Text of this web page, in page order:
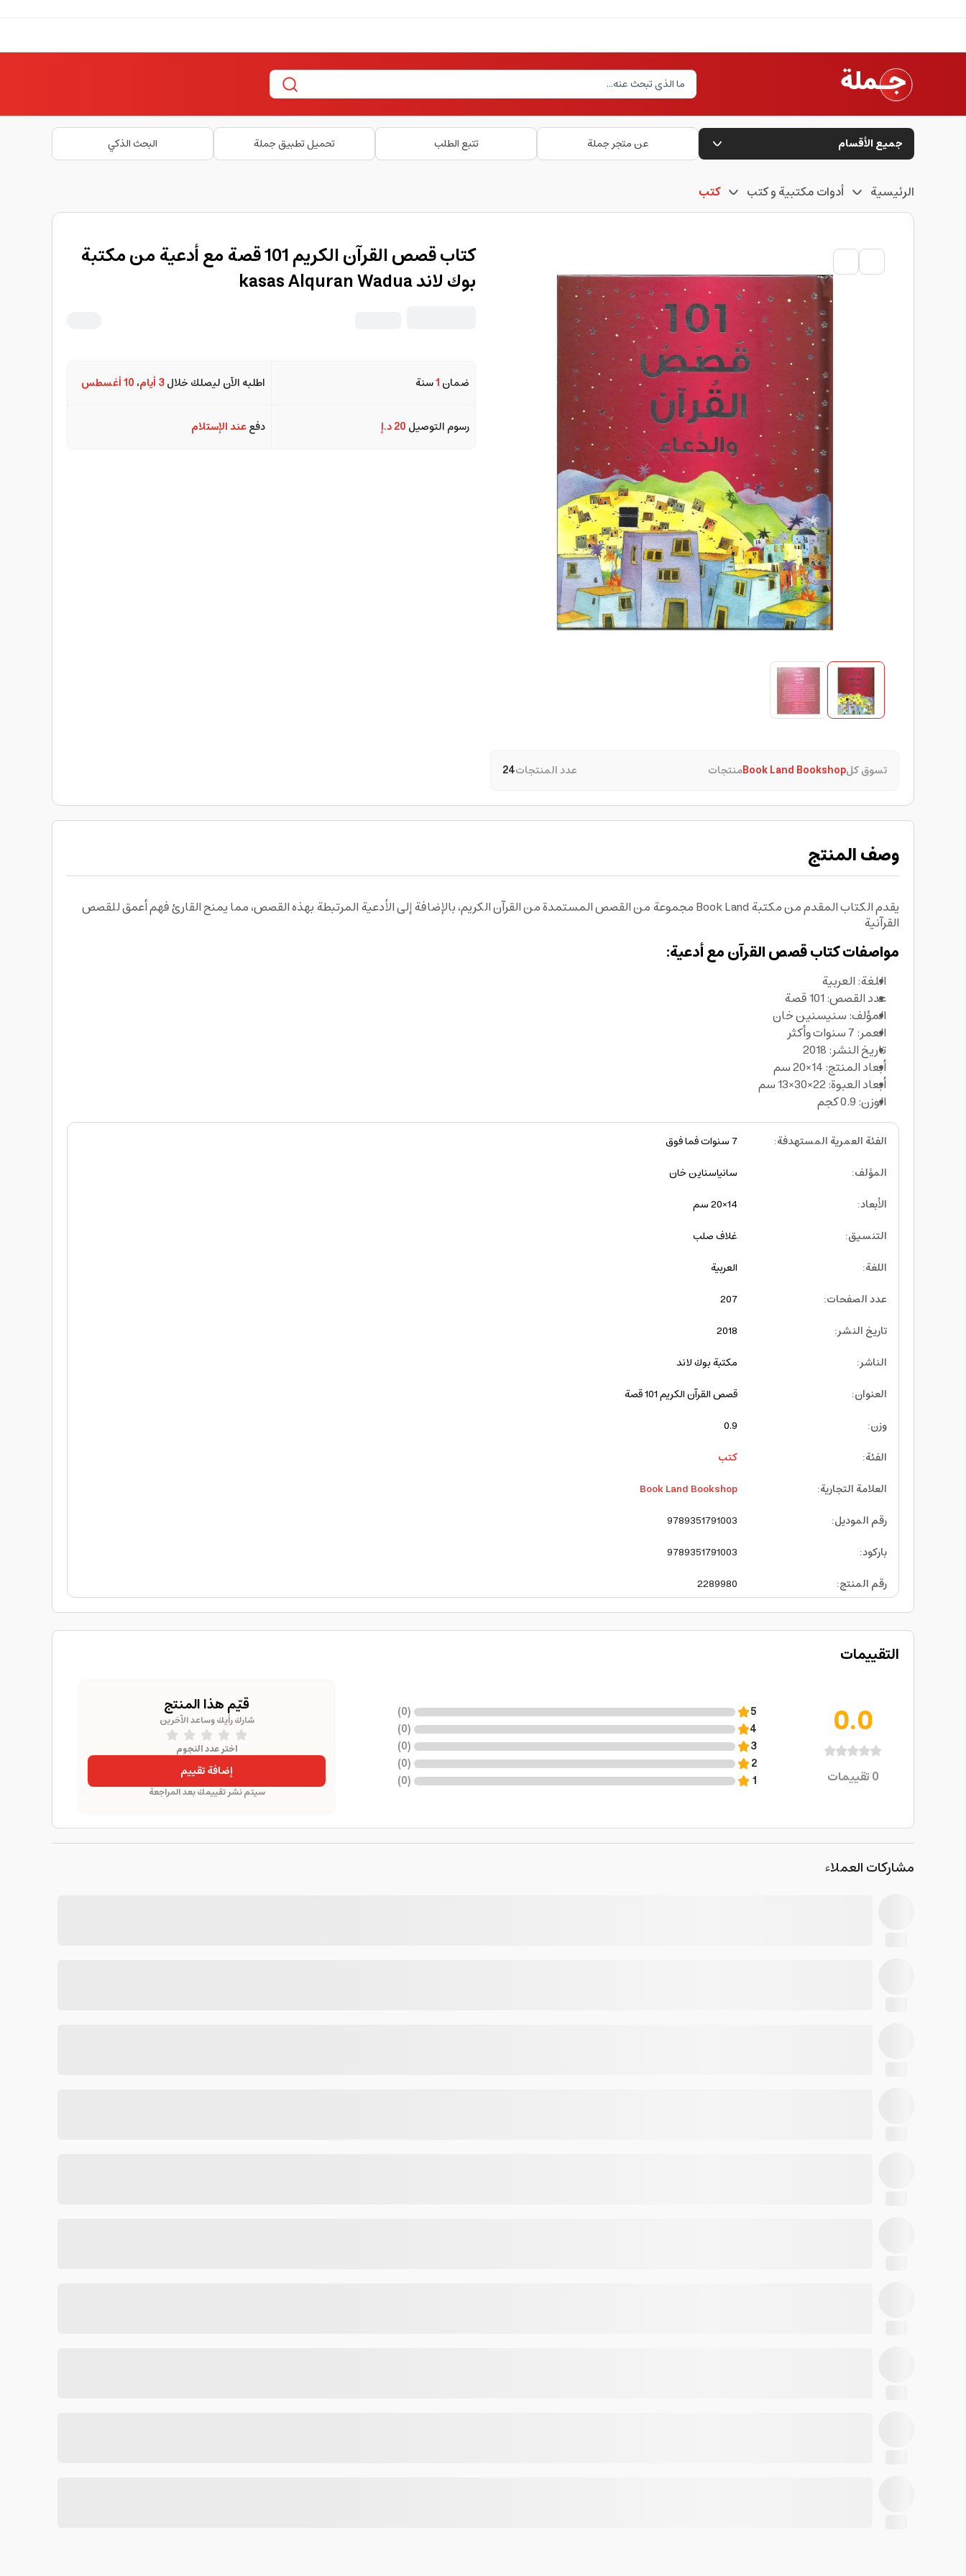
جميع الأقسام عن متجر جملة تتبع الطلب تحميل تطبيق جملة البحث الذكي
الرئيسية أدوات مكتبية و كتب كتب
تسوق كلBook Land Bookshopمنتجات عدد المنتجات24
كتاب قصص القرآن الكريم 101 قصة مع أدعية من مكتبة
بوك لاند kasas Alquran Wadua
ضمان 1سنة اطلبه الآن ليصلك خلال3 أيام ، 10 أغسطس
رسوم التوصيل 20 د.إ دفععند الإستلام
وصف المنتج
يقدم الكتاب المقدم من مكتبة Book Land مجموعة من القصص المستمدة من القرآن الكريم، بالإضافة إلى الأدعية المرتبطة بهذه القصص، مما يمنح القارئ فهم أعمق للقصص
القرآنية
مواصفات كتاب قصص القرآن مع أدعية:
اللغة: العربية
عدد القصص: 101 قصة
المؤلف: سنيسنين خان
العمر: 7 سنوات وأكثر
تاريخ النشر: 2018
أبعاد المنتج: 14×20 سم
أبعاد العبوة: 22×30×13 سم
الوزن: 0.9 كجم
الفئة العمرية المستهدفة:
7 سنوات فما فوق
المؤلف:
سانياسناين خان
الأبعاد:
14×20 سم
التنسيق:
غلاف صلب
اللغة:
العربية
عدد الصفحات:
207
تاريخ النشر:
2018
الناشر:
مكتبة بوك لاند
العنوان:
قصص القرآن الكريم 101 قصة
وزن:
0.9
الفئة:
كتب
العلامة التجارية:
Book Land Bookshop
رقم الموديل:
9789351791003
باركود:
9789351791003
رقم المنتج:
2289980
التقييمات
0.0
0تقييمات
5
(
0
)
4
(
0
)
3
(
0
)
2
(
0
)
1
(
0
)
قيّم هذا المنتج
شارك رأيك وساعد الآخرين
اختر عدد النجوم
إضافة تقييم
سيتم نشر تقييمك بعد المراجعة
مشاركات العملاء